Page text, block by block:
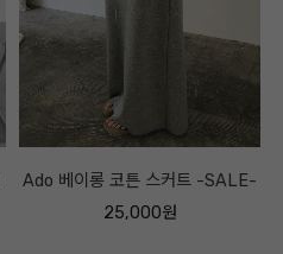
Ado 베이롱 코튼 스커트 -SALE-
25,000원